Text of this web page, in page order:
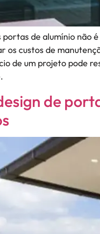
portas de alumínio não
os custos de
de um projeto pode
de